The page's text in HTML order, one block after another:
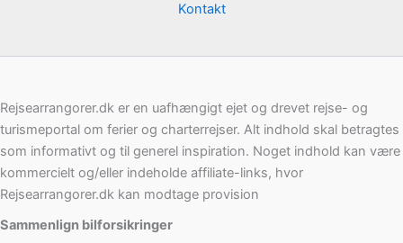
Kontakt
Rejsearrangorer.dk er en uafhængigt ejet og drevet rejse- og
turismeportal om ferier og charterrejser. Alt indhold skal betragtes
som informativt og til generel inspiration. Noget indhold kan være
kommercielt og/eller indeholde affiliate-links, hvor
Rejsearrangorer.dk kan modtage provision
Sammenlign bilforsikringer